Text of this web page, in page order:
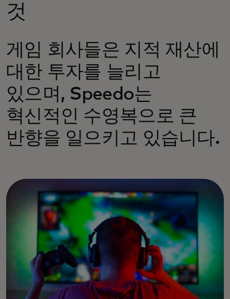
것
게임 회사들은 지적 재산에
대한 투자를 늘리고
있으며, Speedo는
혁신적인 수영복으로 큰
반향을 일으키고 있습니다.